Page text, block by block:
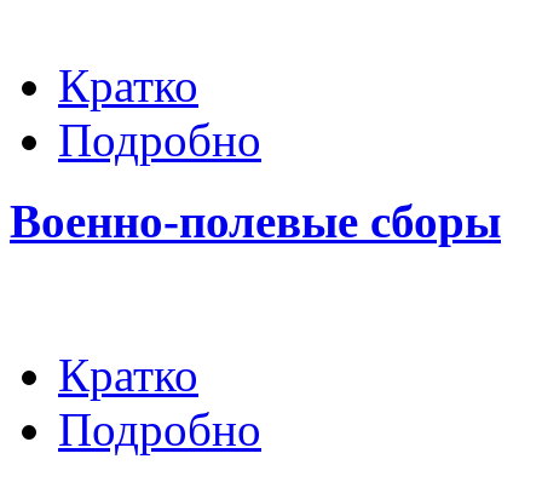
Кратко
Подробно
Военно-полевые сборы
Кратко
Подробно